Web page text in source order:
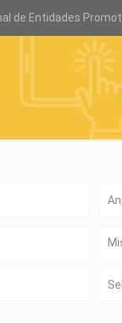
de Entidades